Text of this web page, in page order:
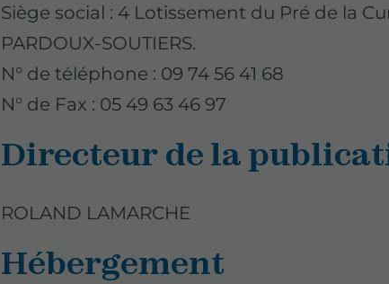
Siège social : 4 Lotissement du Pré de la
PARDOUX-SOUTIERS.
N° de téléphone : 09 74 56 41 68
N° de Fax : 05 49 63 46 97
Directeur de la
ROLAND LAMARCHE
Hébergement